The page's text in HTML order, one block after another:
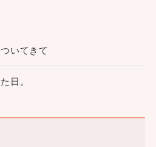
いてきて
日。